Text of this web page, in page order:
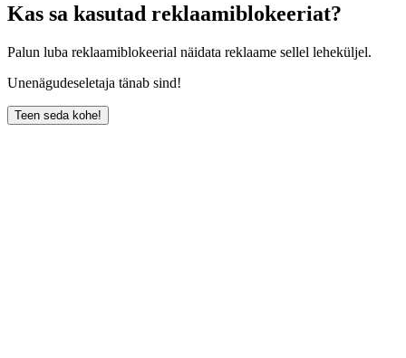
Kas sa kasutad reklaamiblokeeriat?
Palun luba reklaamiblokeerial näidata reklaame sellel leheküljel.
Unenägudeseletaja tänab sind!
Teen seda kohe!